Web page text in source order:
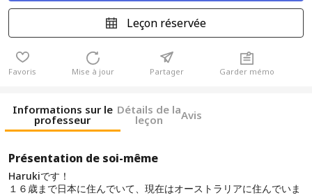
Leçon réservée
Favoris Mise à jour Partager Garder mémo
Informations sur le
professeur
Détails de la
leçon Avis
Présentation de soi-même
Harukiです！
１６歳まで日本に住んでいて、現在はオーストラリアに住んでいま